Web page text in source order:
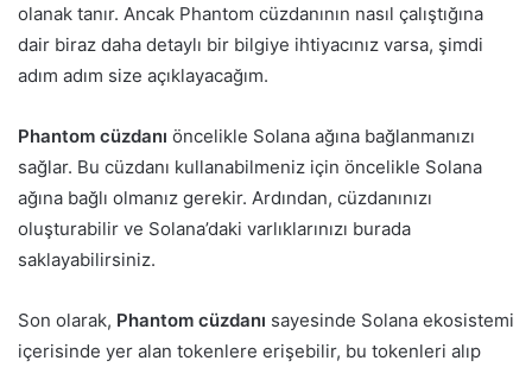
olanak tanır. Ancak Phantom cüzdanının nasıl çalıştığına
dair biraz daha detaylı bir bilgiye ihtiyacınız varsa, şimdi
adım adım size açıklayacağım.
Phantom cüzdanı öncelikle Solana ağına bağlanmanızı
sağlar. Bu cüzdanı kullanabilmeniz için öncelikle Solana
ağına bağlı olmanız gerekir. Ardından, cüzdanınızı
oluşturabilir ve Solana’daki varlıklarınızı burada
saklayabilirsiniz.
Son olarak, Phantom cüzdanı sayesinde Solana ekosistemi
içerisinde yer alan tokenlere erişebilir, bu tokenleri alıp